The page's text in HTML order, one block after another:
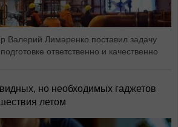
Валерий Лимаренко поставил задачу
ответственно и качественно
но необходимых гаджетов
летом